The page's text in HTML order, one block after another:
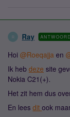
R Ray ANTWOORD
Hoi @Roeqajja en
Ik heb deze site
Nokia C21(+).
Het zit hem dus
En lees dit ook